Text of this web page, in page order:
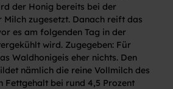
der Honig bereits bei der
Milch zugesetzt. Danach reift das
es am folgenden Tag in der
wird. Zugegeben: Für
Waldhonigeis eher nichts. Den
nämlich die reine Vollmilch des
Fettgehalt bei rund 4,5 Prozent